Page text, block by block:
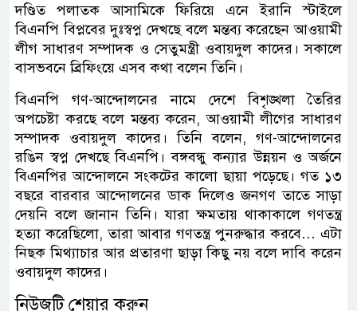
দণ্ডিত পলাতক আসামিকে ফিরিয়ে এনে ইরানি স্টাইলে
বিএনপি বিপ্লবের দুঃস্বপ্ন দেখছে বলে মন্তব্য করেছেন আওয়ামী
লীগ সাধারণ সম্পাদক ও সেতুমন্ত্রী ওবায়দুল কাদের। সকালে
বাসভবনে ব্রিফিংয়ে এসব কথা বলেন তিনি।
বিএনপি গণ-আন্দোলনের নামে দেশে বিশৃঙ্খলা তৈরির
অপচেষ্টা করছে বলে মন্তব্য করেন, আওয়ামী লীগের সাধারণ
সম্পাদক ওবায়দুল কাদের। তিনি বলেন, গণ-আন্দোলনের
রঙিন স্বপ্ন দেখছে বিএনপি। বঙ্গবন্ধু কন্যার উন্নয়ন ও অর্জনে
বিএনপির আন্দোলনে সংকটের কালো ছায়া পড়েছে। গত ১৩
বছরে বারবার আন্দোলনের ডাক দিলেও জনগণ তাতে সাড়া
দেয়নি বলে জানান তিনি। যারা ক্ষমতায় থাকাকালে গণতন্ত্র
হত্যা করেছিলো, তারা আবার গণতন্ত্র পুনরুদ্ধার করবে… এটা
নিছক মিথ্যাচার আর প্রতারণা ছাড়া কিছু নয় বলে দাবি করেন
ওবায়দুল কাদের।
নিউজটি শেয়ার করুন